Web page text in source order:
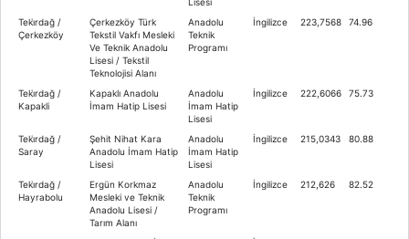
Teki̇rdağ /
Çerkezköy
Çerkezköy Türk
Tekstil Vakfı Mesleki
Ve Teknik Anadolu
Lisesi / Tekstil
Teknolojisi Alanı
Anadolu
Teknik
Programı
İngilizce 223,7568 74.96
Teki̇rdağ /
Kapakli
Kapaklı Anadolu
İmam Hatip Lisesi
Anadolu
İmam Hatip
Lisesi
İngilizce 222,6066 75.73
Teki̇rdağ /
Saray
Şehit Nihat Kara
Anadolu İmam Hatip
Lisesi
Anadolu
İmam Hatip
Lisesi
İngilizce 215,0343 80.88
Teki̇rdağ /
Hayrabolu
Ergün Korkmaz
Mesleki ve Teknik
Anadolu Lisesi /
Tarım Alanı
Anadolu
Teknik
Programı
İngilizce 212,626 82.52